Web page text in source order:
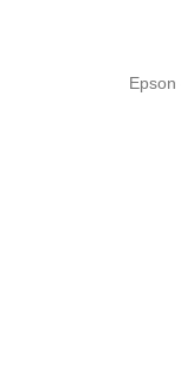
Epson